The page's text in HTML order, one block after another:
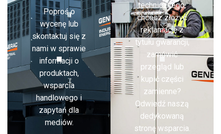
Poproś o
wycenę lub
skontaktuj się z
nami w sprawie
informacji o
produktach,
wsparcia
handlowego i
zapytań dla
mediów.
technicznego,
chcesz złożyć
reklamację z
tytułu gwarancji,
zamówić
przegląd lub
kupić części
zamienne?
Odwiedź naszą
dedykowaną
stronę wsparcia.